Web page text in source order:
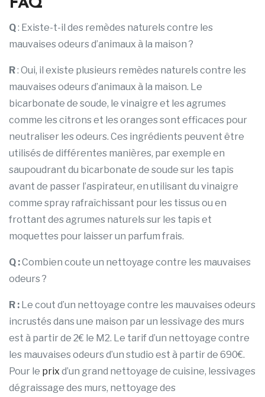
FAQ
Q: Existe-t-il des remèdes naturels contre les
mauvaises odeurs d’animaux à la maison ?
R: Oui, il existe plusieurs remèdes naturels contre les
mauvaises odeurs d’animaux à la maison. Le
bicarbonate de soude, le vinaigre et les agrumes
comme les citrons et les oranges sont efficaces pour
neutraliser les odeurs. Ces ingrédients peuvent être
utilisés de différentes manières, par exemple en
saupoudrant du bicarbonate de soude sur les tapis
avant de passer l’aspirateur, en utilisant du vinaigre
comme spray rafraîchissant pour les tissus ou en
frottant des agrumes naturels sur les tapis et
moquettes pour laisser un parfum frais.
Q :Combien coute un nettoyage contre les mauvaises
odeurs ?
R : Le cout d’un nettoyage contre les mauvaises odeurs
incrustés dans une maison par un lessivage des murs
est à partir de 2€ le M2. Le tarif d’un nettoyage contre
les mauvaises odeurs d’un studio est à partir de 690€.
Pour le prix d’un grand nettoyage de cuisine, lessivages
dégraissage des murs, nettoyage des